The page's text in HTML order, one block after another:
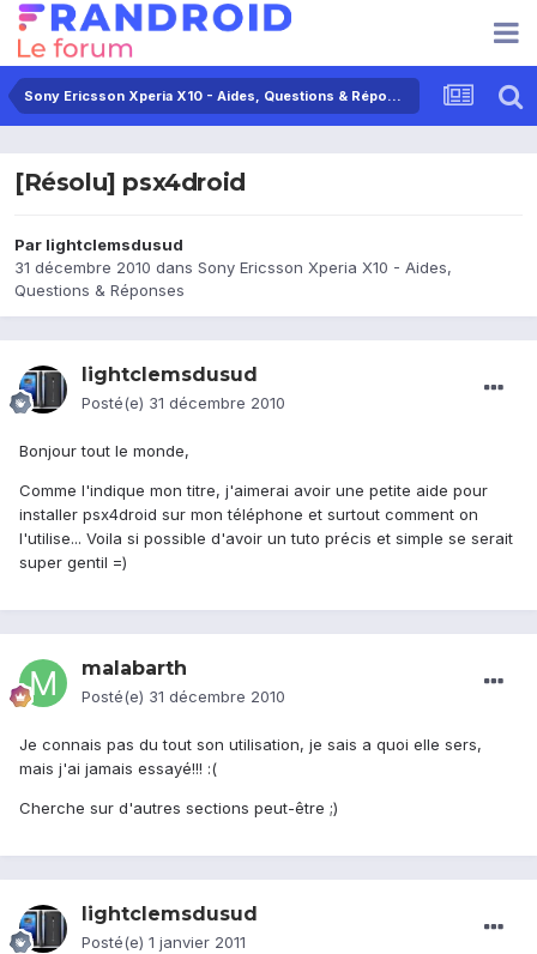
Sony Ericsson Xperia X10 - Aides, Questions & Réponses
[Résolu] psx4droid
Par lightclemsdusud
31 décembre 2010 dans Sony Ericsson Xperia X10 - Aides,
Questions & Réponses
lightclemsdusud
Posté(e) 31 décembre 2010
Bonjour tout le monde,
Comme l'indique mon titre, j'aimerai avoir une petite aide pour
installer psx4droid sur mon téléphone et surtout comment on
l'utilise... Voila si possible d'avoir un tuto précis et simple se serait
super gentil =)
malabarth
Posté(e) 31 décembre 2010
Je connais pas du tout son utilisation, je sais a quoi elle sers,
mais j'ai jamais essayé!!! :(
Cherche sur d'autres sections peut-être ;)
lightclemsdusud
Posté(e) 1 janvier 2011